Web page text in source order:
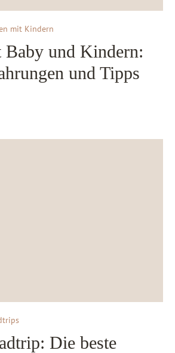
mit Kindern
und Kindern:
und Tipps
Die beste